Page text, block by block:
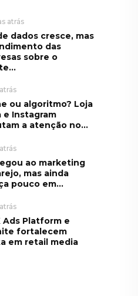
atrás
dados cresce, mas
das
sobre o
ou algoritmo? Loja
e Instagram
a atenção no...
ao marketing
mas ainda
pouco em...
Ads Platform e
fortalecem
em retail media